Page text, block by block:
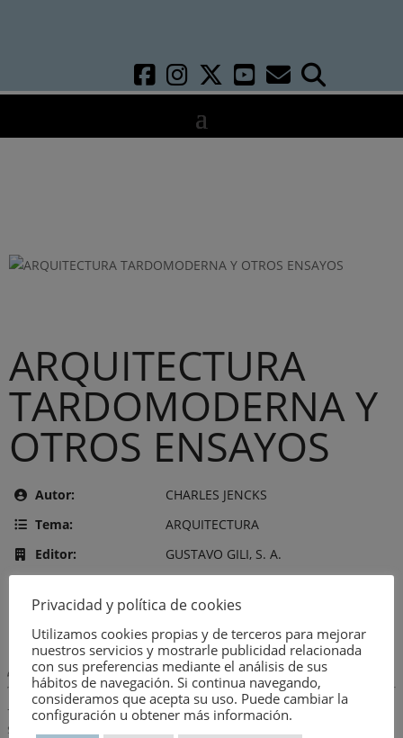
ARQUITECTURA
TARDOMODERNA Y
OTROS ENSAYOS
Autor:
CHARLES JENCKS
Tema:
ARQUITECTURA
Editor:
GUSTAVO GILI, S. A.
Número:
1547
Descripción:
-Teoría tardomoderna.-Práctica tardomoderna.-Bromas en
serio.-Historia y teoría.
Privacidad y política de cookies
Utilizamos cookies propias y de terceros para mejorar
nuestros servicios y mostrarle publicidad relacionada
con sus preferencias mediante el análisis de sus
hábitos de navegación. Si continua navegando,
consideramos que acepta su uso. Puede cambiar la
configuración u obtener más información.